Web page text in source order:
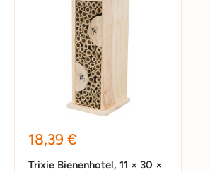
Sonderpreis
18,39 €
Trixie Bienenhotel, 11 × 30 ×